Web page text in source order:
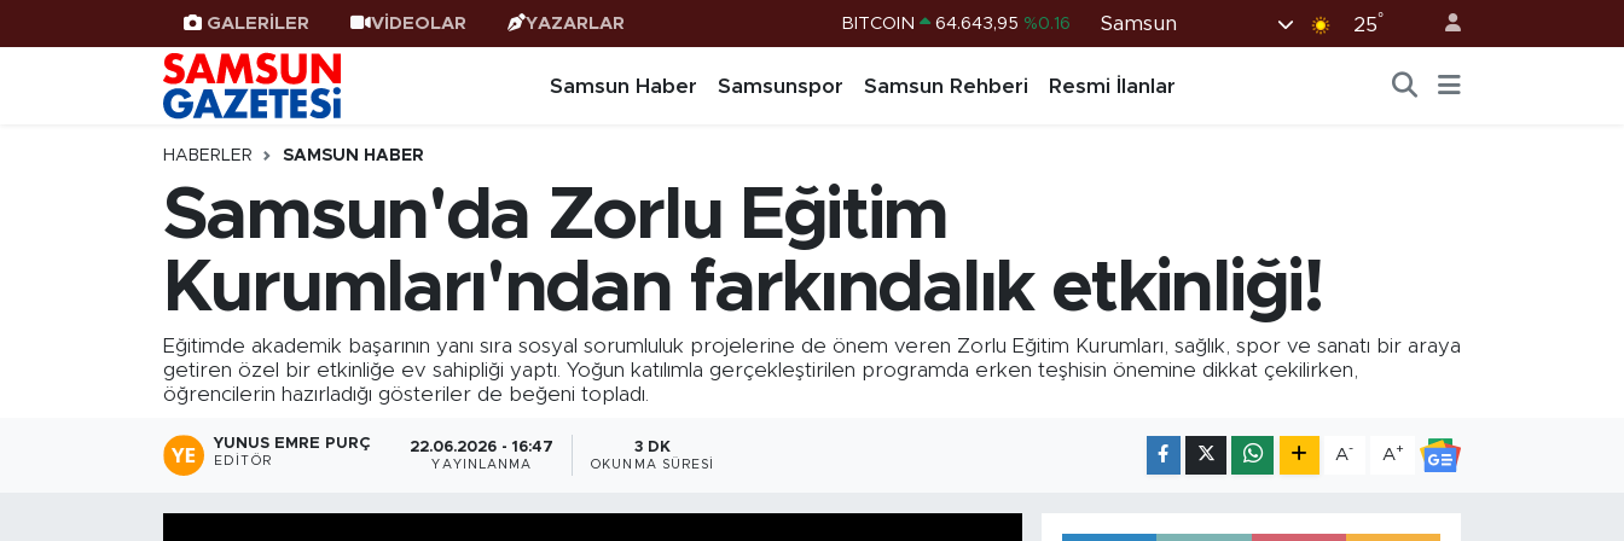
GALERİLER VİDEOLAR YAZARLAR DOLAR 47,6006 %0.06
BİST100
BITCOIN 64.643,95
Samsun 25°
Samsun Haber Samsunspor Samsun Rehberi Resmi İlanlar
HABERLER SAMSUN HABER
Samsun'da Zorlu Eğitim
Kurumları'ndan farkındalık etkinliği!
Eğitimde akademik başarının yanı sıra sosyal sorumluluk projelerine de önem veren Zorlu Eğitim Kurumları, sağlık, spor ve sanatı bir araya
getiren özel bir etkinliğe ev sahipliği yaptı. Yoğun katılımla gerçekleştirilen programda erken teşhisin önemine dikkat çekilirken,
öğrencilerin hazırladığı gösteriler de beğeni topladı.
YUNUS EMRE PURÇ
EDITÖR
22.06.2026 - 16:47
YAYINLANMA
3 DK
OKUNMA SÜRESI
A- A+
Samsun Haber
Samsunspor
Samsun Rehberi
Resmi İlanlar
Samsun Nöbetçi Eczaneler
Samsun Hava Durumu
SAMSUN Namaz Vakitleri
Samsun Trafik Yoğunluk Haritası
Süper Lig Puan Durumu ve Fikstür
Tüm Manşetler
Son Dakika Haberleri